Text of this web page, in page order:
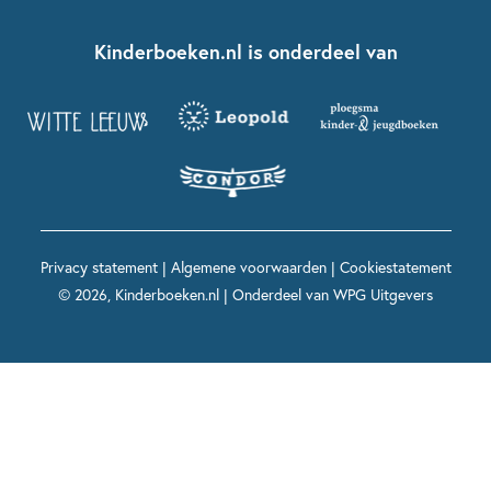
Kinderboeken diversiteit
Grappige kinderboeken
Spannende kinderboeken
Boekentips 12+ jaar
Voor volwassenen
Spekkie en Sproet
Maxi & Helium
Voor het onderwijs
Kinderboeken.nl is onderdeel van
Privacy statement| Algemene voorwaarden| Cookiestatement
© 2026, Kinderboeken.nl | Onderdeel van WPG Uitgevers